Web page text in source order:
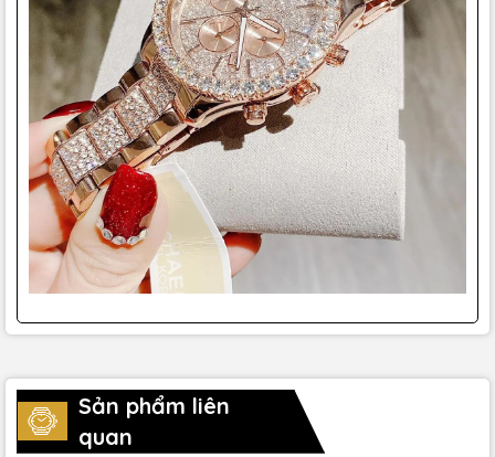
Sản phẩm liên
quan